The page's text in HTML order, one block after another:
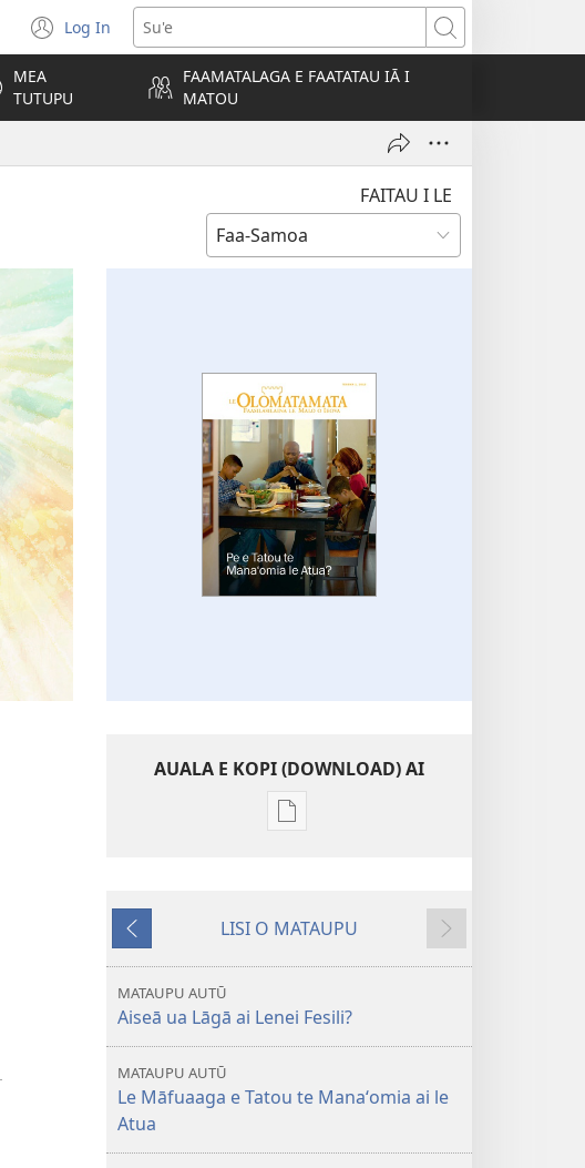
Log In
(tatala
se
polokalame)
Su'e
MEA
TUTUPU
FAAMATALAGA E FAATATAU IĀ I
MATOU
FAITAU I LE
AUALA E KOPI (DOWNLOAD) AI
Vaega
se
OLOMATAMATA
Tatou
Mataupu
ua
mavae
LISI O MATAUPU
Mataupu
e
MATAUPU AUTŪ
Aiseā ua Lāgā ai Lenei Fesili?
MATAUPU AUTŪ
Le Māfuaaga e Tatou te Manaʻomia ai le
Atua